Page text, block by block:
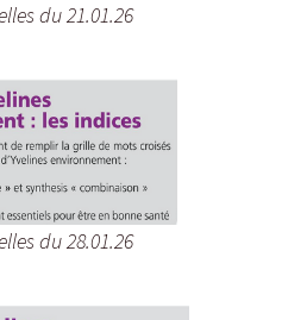
du 21.01.26
du 28.01.26